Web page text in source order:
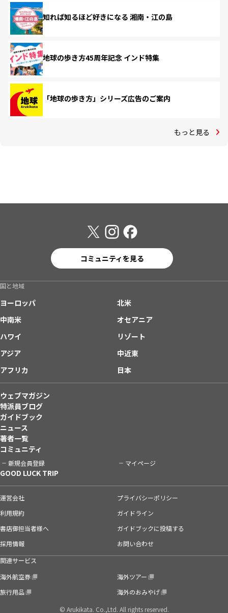
知れば知るほど好きになる 湘南・江の島
地球の歩き方45周年記念 インド特集
「地球の歩き方」シリーズ広告のご案内
もっと見る
コミュニティを見る
国と地域
ヨーロッパ
北米
中南米
オセアニア
ハワイ
リゾート
アジア
中近東
アフリカ
日本
ウェブマガジン
特派員ブログ
ガイドブック
ニュース
著者一覧
コミュニティ
新規会員登録 マイページ
GOOD LUCK TRIP
運営会社
プライバシーポリシー
利用規約
ガイドライン
書店御担当者様へ
ガイドブックに投稿する
採用情報
お問い合わせ
関連サービス
海外航空券
海外ツアー
旅行用品
海外のおみやげ
© Arukikata. Co.,Ltd. All rights reserved.